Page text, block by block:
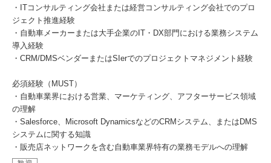
・ITコンサルティング会社または経営コンサルティング会社でのプロ
ジェクト推進経験
・自動車メーカーまたは大手企業のIT・DX部門における業務システム
導入経験
・CRM/DMSベンダーまたはSIerでのプロジェクトマネジメント経験
必須経験（MUST）
・自動車業界における営業、マーケティング、アフターサービス領域
の理解
・Salesforce、Microsoft DynamicsなどのCRMシステム、またはDMS
システムに関する知識
・販売店ネットワークを含む自動車業界特有の業務モデルへの理解